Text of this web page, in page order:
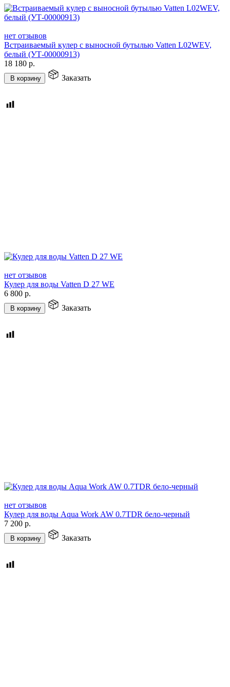
нет отзывов
Встраиваемый кулер с выносной бутылью Vatten L02WEV,
белый (УТ-00000913)
18 180 р.
В корзину Заказать
нет отзывов
Кулер для воды Vatten D 27 WE
6 800 р.
В корзину Заказать
нет отзывов
Кулер для воды Aqua Work AW 0.7TDR бело-черный
7 200 р.
В корзину Заказать